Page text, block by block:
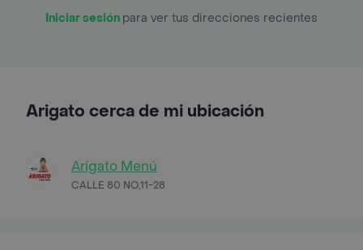
Iniciar sesión para ver tus direcciones recientes
Arigato cerca de mi ubicación
Arigato Menú
CALLE 80 NO,11-28